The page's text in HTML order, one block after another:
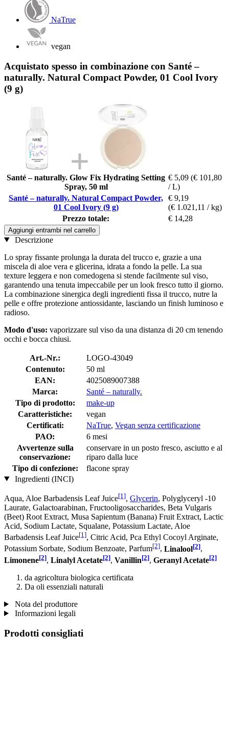
NaTrue
vegan
Acquistato spesso in combinazione con Santé –
naturally. Natural Compact Powder, 01 Cool Ivory
(9 g)
Santé – naturally. Glow Fix Hydrating Setting
Spray, 50 ml
€ 5,09 (€ 101,80
/ L)
Santé – naturally. Natural Compact Powder,
01 Cool Ivory (9 g)
€ 9,19
(€ 1.021,11 / kg)
Prezzo totale:
€ 14,28
Aggiungi entrambi nel carrello
Descrizione
Lo spray fissante prolunga la durata del trucco e, grazie a una
miscela di aloe vera e glicerina, idrata a fondo la pelle. La sua
texture leggera e non comedogena si stende facilmente sul viso,
garantendo una tenuta impeccabile per un look fresco tutto il giorno.
La combinazione sinergica degli ingredienti fissa il trucco, nutre la
pelle e offre protezione antiossidante, lasciando un finish luminoso e
radioso.
Modo d'uso: vaporizzare sul viso da una distanza di 20 cm tenendo
occhi e bocca chiusi.
Art.-Nr.:
LOGO-43049
Contenuto:
50 ml
EAN:
4025089007388
Marca:
Santé – naturally.
Tipo di prodotto:
make-up
Caratteristiche:
vegan
Certificati:
NaTrue, Vegan senza certificazione
PAO:
6 mesi
Avvertenze sulla
conservazione:
conservare in un posto fresco, asciutto e al
riparo dalla luce
Tipo di confezione:
flacone spray
Ingredienti (INCI)
Aqua, Aloe Barbadensis Leaf Juice[1], Glycerin, Polyglyceryl -10
Laurate, Galactoarabinan, Fructooligosaccharides, Beta Vulgaris
(Beet) Root Extract, Musa Sapientum (Banana) Fruit Extract, Lactic
Acid, Sodium Lactate, Squalane, Potassium Lactate, Aloe
Barbadensis Leaf Juice[1], Citric Acid, Pca Ethyl Cocoyl Arginate,
Potassium Sorbate, Sodium Benzoate, Parfum[2], Linalool[2],
Limonene[2], Linalyl Acetate[2], Vanillin[2], Geranyl Acetate[2]
da agricoltura biologica certificata
Da oli essenziali naturali
Nota del produttore
Informazioni legali
Prodotti consigliati